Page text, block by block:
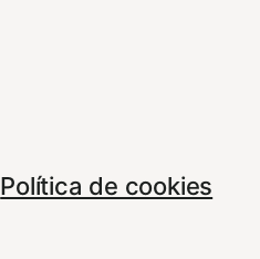
Política de cookies